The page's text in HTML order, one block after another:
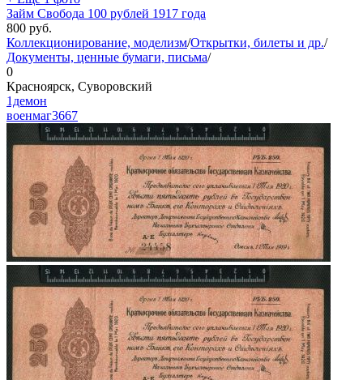
Займ Свобода 100 рублей 1917 года
800 руб.
Коллекционирование, моделизм/Открытки, билеты и др./
Документы, ценные бумаги, письма/
0
Красноярск, Суворовский
1демон
военмаг3667